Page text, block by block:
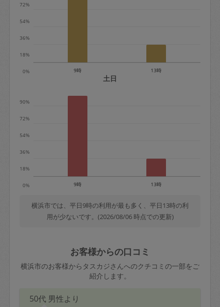
※キャンセル料金の設定について：
0%
18%
36%
54%
72%
9時 13時
土日
0%
18%
36%
54%
72%
90%
9時 13時
横浜市では、平日9時の利用が最も多く、平日13時の利
用が少ないです。(2026/08/06 時点での更新)
お客様からの口コミ
横浜市のお客様からタスカジさんへのクチコミの一部をご
紹介します。
50代 男性より